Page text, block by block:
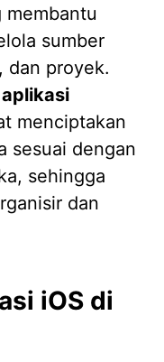
membantu
sumber
dan proyek.
menciptakan
sesuai dengan
sehingga
dan
iOS di